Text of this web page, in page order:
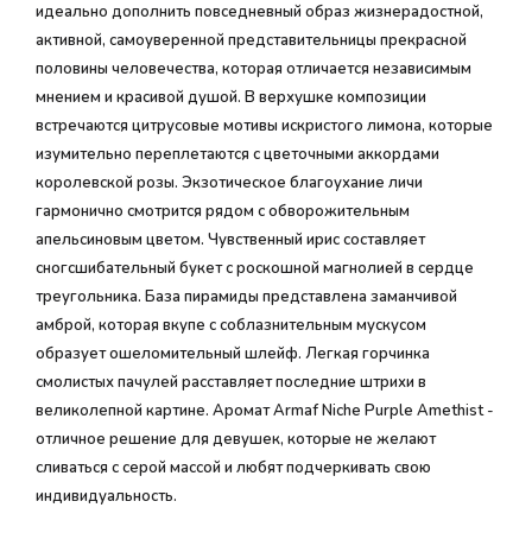
идеально дополнить повседневный образ жизнерадостной,
активной, самоуверенной представительницы прекрасной
половины человечества, которая отличается независимым
мнением и красивой душой. В верхушке композиции
встречаются цитрусовые мотивы искристого лимона, которые
изумительно переплетаются с цветочными аккордами
королевской розы. Экзотическое благоухание личи
гармонично смотрится рядом с обворожительным
апельсиновым цветом. Чувственный ирис составляет
сногсшибательный букет с роскошной магнолией в сердце
треугольника. База пирамиды представлена заманчивой
амброй, которая вкупе с соблазнительным мускусом
образует ошеломительный шлейф. Легкая горчинка
смолистых пачулей расставляет последние штрихи в
великолепной картине. Аромат Armaf Niche Purple Amethist -
отличное решение для девушек, которые не желают
сливаться с серой массой и любят подчеркивать свою
индивидуальность.